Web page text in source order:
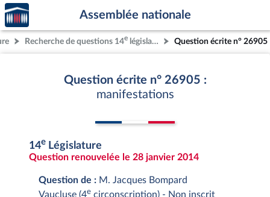
Aller au contenu
Aller en bas de la page
Accèder
à la
page
d'accueil
Assemblée nationale
Recherche de questions 14e législature Question écrite n° 26905
Question écrite n° 26905 :
manifestations
14e Législature
Question renouvelée le 28 janvier 2014
Question de : M. Jacques Bompard
Vaucluse (4e circonscription) - Non inscrit